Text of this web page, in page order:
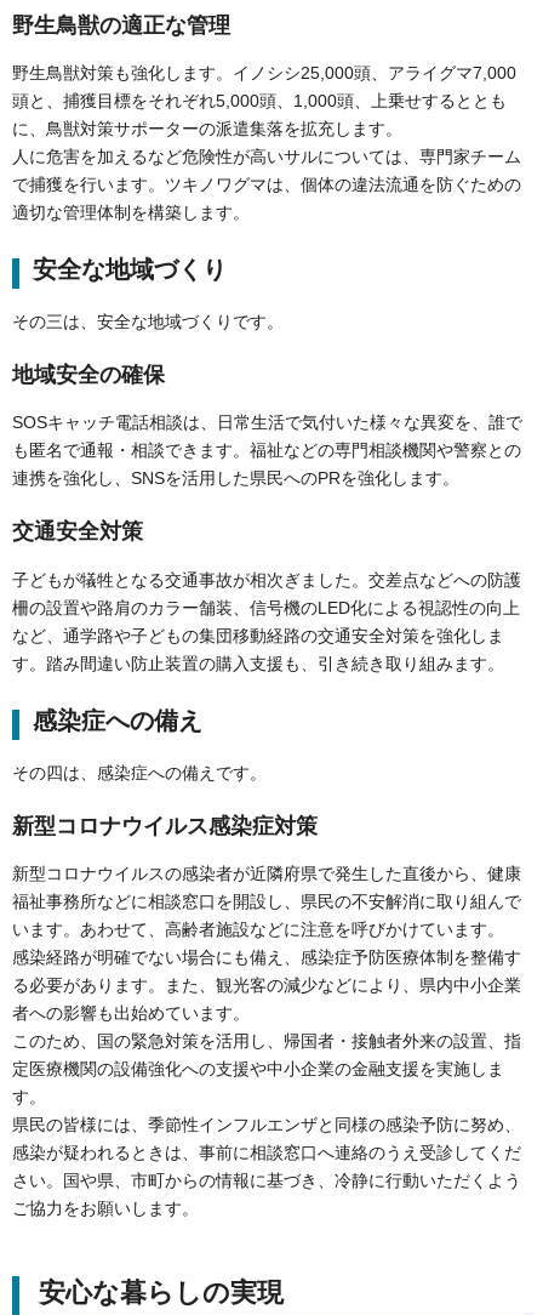
野生鳥獣の適正な管理
野生鳥獣対策も強化します。イノシシ25,000頭、アライグマ7,000
頭と、捕獲目標をそれぞれ5,000頭、1,000頭、上乗せするととも
に、鳥獣対策サポーターの派遣集落を拡充します。
人に危害を加えるなど危険性が高いサルについては、専門家チーム
で捕獲を行います。ツキノワグマは、個体の違法流通を防ぐための
適切な管理体制を構築します。
安全な地域づくり
その三は、安全な地域づくりです。
地域安全の確保
SOSキャッチ電話相談は、日常生活で気付いた様々な異変を、誰で
も匿名で通報・相談できます。福祉などの専門相談機関や警察との
連携を強化し、SNSを活用した県民へのPRを強化します。
交通安全対策
子どもが犠牲となる交通事故が相次ぎました。交差点などへの防護
柵の設置や路肩のカラー舗装、信号機のLED化による視認性の向上
など、通学路や子どもの集団移動経路の交通安全対策を強化しま
す。踏み間違い防止装置の購入支援も、引き続き取り組みます。
感染症への備え
その四は、感染症への備えです。
新型コロナウイルス感染症対策
新型コロナウイルスの感染者が近隣府県で発生した直後から、健康
福祉事務所などに相談窓口を開設し、県民の不安解消に取り組んで
います。あわせて、高齢者施設などに注意を呼びかけています。
感染経路が明確でない場合にも備え、感染症予防医療体制を整備す
る必要があります。また、観光客の減少などにより、県内中小企業
者への影響も出始めています。
このため、国の緊急対策を活用し、帰国者・接触者外来の設置、指
定医療機関の設備強化への支援や中小企業の金融支援を実施しま
す。
県民の皆様には、季節性インフルエンザと同様の感染予防に努め、
感染が疑われるときは、事前に相談窓口へ連絡のうえ受診してくだ
さい。国や県、市町からの情報に基づき、冷静に行動いただくよう
ご協力をお願いします。
安心な暮らしの実現